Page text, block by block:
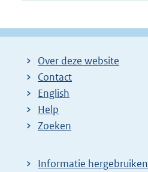
Over deze website
Contact
English
Help
Zoeken
Informatie hergebruiken